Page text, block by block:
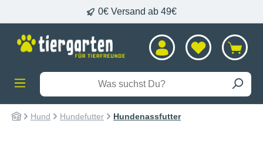
0€ Versand ab 49€
Hund Hundefutter Hundenassfutter